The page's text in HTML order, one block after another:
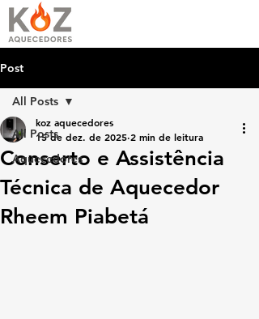
Post
All Posts
Aquecedores
All Posts
Conserto e Assistência
Técnica de Aquecedor
Rheem Piabetá
koz aquecedores
15 de dez. de 2025 2 min de leitura